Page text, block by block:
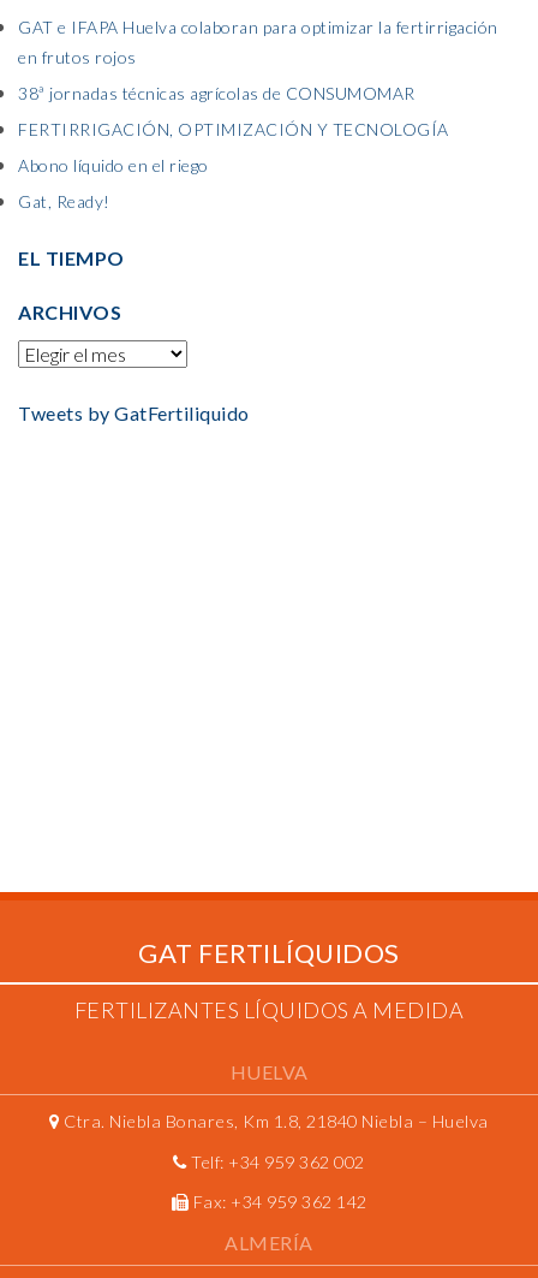
GAT e IFAPA Huelva colaboran para optimizar la fertirrigación
en frutos rojos
38ª jornadas técnicas agrícolas de CONSUMOMAR
FERTIRRIGACIÓN, OPTIMIZACIÓN Y TECNOLOGÍA
Abono líquido en el riego
Gat, Ready!
EL TIEMPO
ARCHIVOS
Tweets by GatFertiliquido
GAT FERTILÍQUIDOS
FERTILIZANTES LÍQUIDOS A MEDIDA
HUELVA
Ctra. Niebla Bonares, Km 1.8, 21840 Niebla – Huelva
Telf: +34 959 362 002
Fax: +34 959 362 142
ALMERÍA